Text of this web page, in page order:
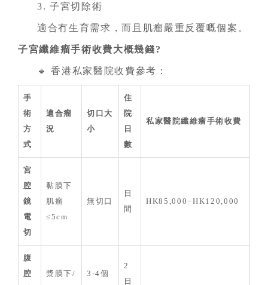
3. 子宮切除術
適合冇生育需求，而且肌瘤嚴重反覆嘅個案。
子宮纖維瘤手術收費大概幾錢?
🔹 香港私家醫院收費參考：
手
術
方
式
適合瘤
況
切口大
小
住
院
日
數
私家醫院纖維瘤手術收費
宮
腔
鏡
電
切
黏膜下
肌瘤
≤5cm
無切口
日
間
HK85,000−HK120,000
腹
腔
漿膜下/
3-4個
2
日